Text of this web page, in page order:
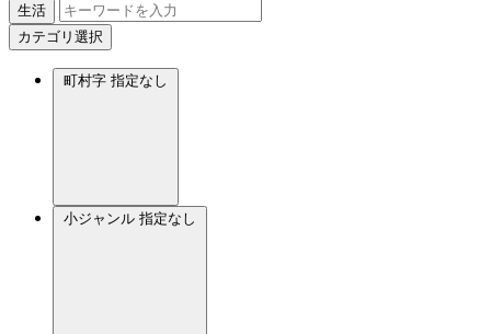
生活
カテゴリ選択
町村字 指定なし
小ジャンル 指定なし